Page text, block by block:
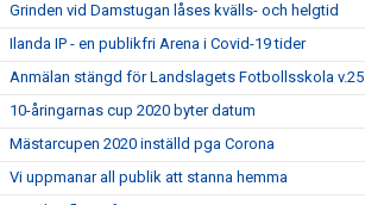
Grinden vid Damstugan låses kvälls- och helgtid
Ilanda IP - en publikfri Arena i Covid-19 tider
Anmälan stängd för Landslagets Fotbollsskola v.25
10-åringarnas cup 2020 byter datum
Mästarcupen 2020 inställd pga Corona
Vi uppmanar all publik att stanna hemma